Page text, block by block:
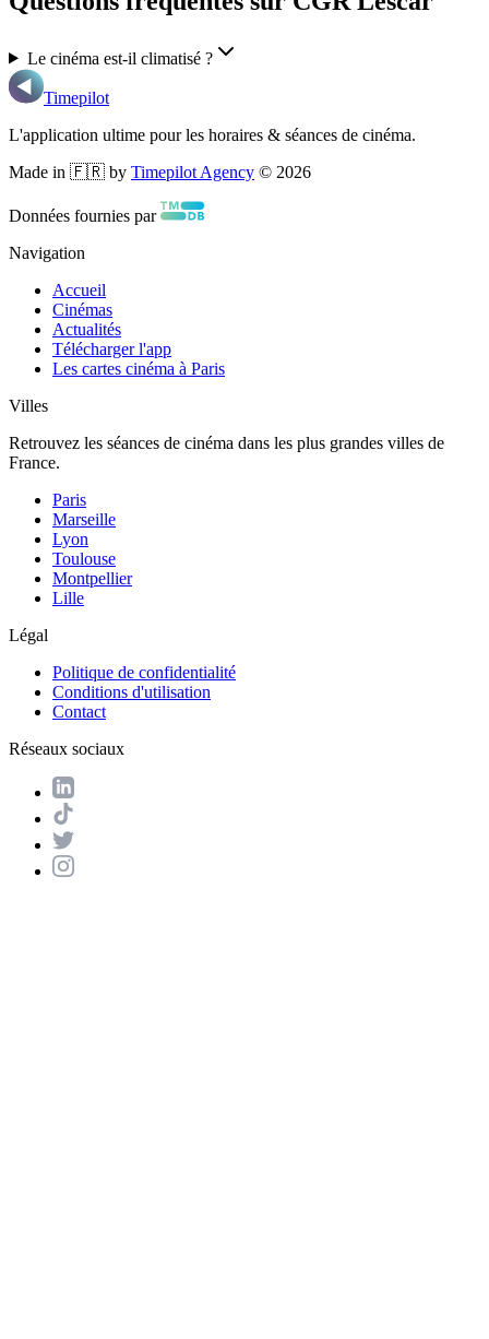
Le cinéma est-il climatisé ?
Timepilot
L'application ultime pour les horaires & séances de cinéma.
Made in 🇫🇷 by Timepilot Agency © 2026
Données fournies par
Navigation
Accueil
Cinémas
Actualités
Télécharger l'app
Les cartes cinéma à Paris
Villes
Retrouvez les séances de cinéma dans les plus grandes villes de
France.
Paris
Marseille
Lyon
Toulouse
Montpellier
Lille
Légal
Politique de confidentialité
Conditions d'utilisation
Contact
Réseaux sociaux